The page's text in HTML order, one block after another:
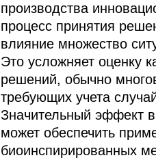
производства
процесс принятия
влияние множество
Это усложняет оценку
решений, обычно
требующих учета
Значительный эффект
может обеспечить
биоинспирированных